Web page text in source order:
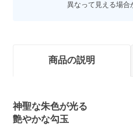
異なって見える場合
商品の説明
神聖な朱色が光る
艶やかな勾玉